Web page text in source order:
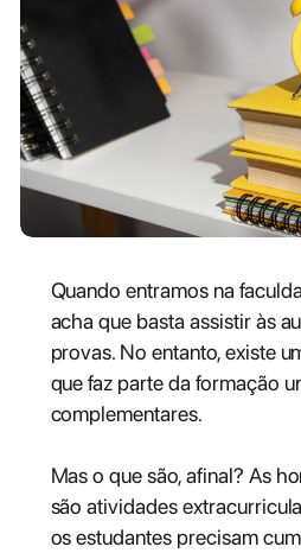
Quando entramos na
acha que basta assistir às
provas. No entanto, existe
que faz parte da formação
complementares.
Mas o que são, afinal? As
são atividades
os estudantes precisam